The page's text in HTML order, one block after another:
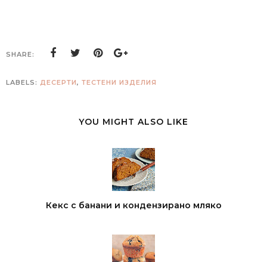
SHARE:
LABELS: ДЕСЕРТИ, ТЕСТЕНИ ИЗДЕЛИЯ
YOU MIGHT ALSO LIKE
Кекс с банани и кондензирано мляко